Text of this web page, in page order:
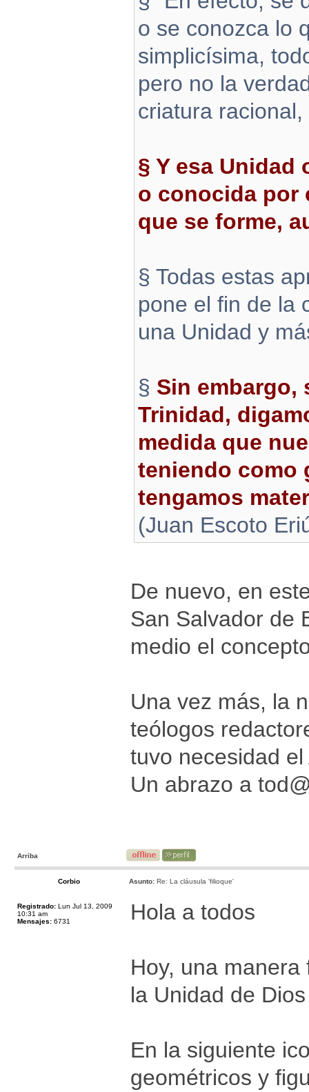
o se conozca lo
simplicísima,
pero no la
criatura
§ Y esa Unidad
o conocida por
que se forme,
§ Todas estas
pone el fin de la
una Unidad y
§ Sin embargo,
Trinidad,
medida que
teniendo como
tengamos
(Juan Escoto
De nuevo, en
San Salvador de
medio el
Una vez más, la
teólogos
tuvo necesidad
Un abrazo a
Arriba
Corbio Asunto: Re: La cláusula 'filioque'
Registrado: Lun Jul 13, 2009
10:31 am
Mensajes: 6731 Hola a todos
Hoy, una
la Unidad de
En la siguiente
geométricos y